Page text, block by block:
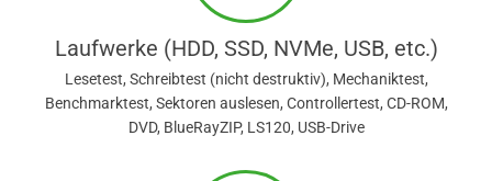
Laufwerke (HDD, SSD, NVMe, USB, etc.)
Lesetest, Schreibtest (nicht destruktiv), Mechaniktest,
Benchmarktest, Sektoren auslesen, Controllertest, CD-ROM,
DVD, BlueRayZIP, LS120, USB-Drive